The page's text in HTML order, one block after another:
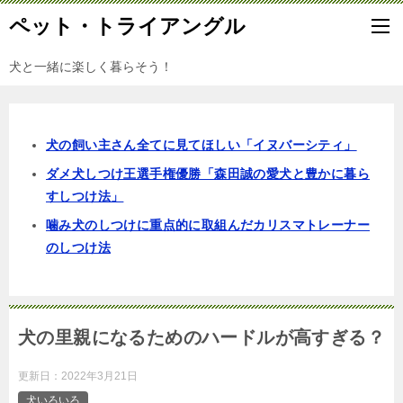
ペット・トライアングル
犬と一緒に楽しく暮らそう！
犬の飼い主さん全てに見てほしい「イヌバーシティ」
ダメ犬しつけ王選手権優勝「森田誠の愛犬と豊かに暮ら
すしつけ法」
噛み犬のしつけに重点的に取組んだカリスマトレーナー
のしつけ法
犬の里親になるためのハードルが高すぎる？
更新日： 2022年3月21日
犬いろいろ